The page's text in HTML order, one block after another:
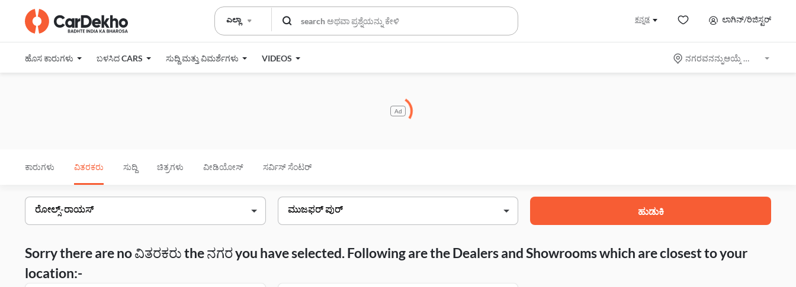
ಎಲ್ಲಾ ಕನ್ನಡ ಲಾಗಿನ್/ರಿಜಿಸ್ಟರ್
ಹೊಸ ಕಾರುಗಳು ಬಳಸಿದ CARS ಸುದ್ದಿ ಮತ್ತು ವಿಮರ್ಶೆಗಳು VIDEOS ನಗರವನನ್ನುಆಯ್ಕೆ ಮಾಡಿ
Ad
ಕಾರುಗಳು ವಿತರಕರು ಸುದ್ದಿ ಚಿತ್ರಗಳು ವೀಡಿಯೋಸ್ ಸರ್ವಿಸ್ ಸೆಂಟರ್
ಹುಡುಕಿ
Sorry there are no ವಿತರಕರು the ನಗರ you have selected. Following are the Dealers and Showrooms which are closest to your
location:-